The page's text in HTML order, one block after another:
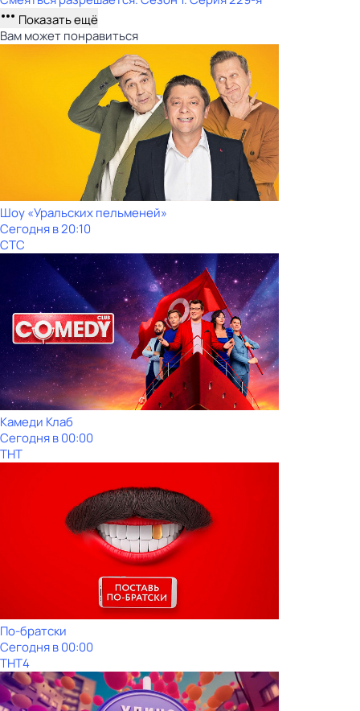
Показать ещё
Вам может понравиться
Шоy «Уральских пeльменей»
Сегодня в 20:10
СТС
Камeди Клaб
Сегодня в 00:00
ТНТ
По-братски
Сегодня в 00:00
ТНТ4